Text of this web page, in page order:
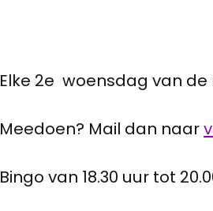
Elke 2e woensdag van
Meedoen? Mail dan naar
Bingo van 18.30 uur tot